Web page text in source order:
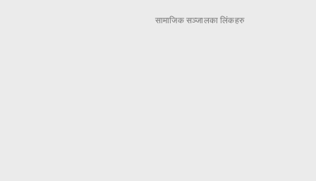
सामाजिक सञ्जालका लिंकहरु